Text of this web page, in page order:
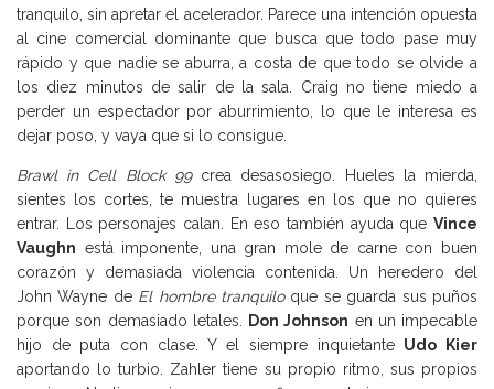
tranquilo, sin apretar el acelerador. Parece una intención opuesta
al cine comercial dominante que busca que todo pase muy
rápido y que nadie se aburra, a costa de que todo se olvide a
los diez minutos de salir de la sala. Craig no tiene miedo a
perder un espectador por aburrimiento, lo que le interesa es
dejar poso, y vaya que si lo consigue.
Brawl in Cell Block 99crea desasosiego. Hueles la mierda,
sientes los cortes, te muestra lugares en los que no quieres
entrar. Los personajes calan. En eso también ayuda que Vince
Vaughn está imponente, una gran mole de carne con buen
corazón y demasiada violencia contenida. Un heredero del
John Wayne de El hombre tranquiloque se guarda sus puños
porque son demasiado letales.
Don Johnson en un impecable
hijo de puta con clase. Y el siempre inquietante Udo Kier
aportando lo turbio. Zahler tiene su propio ritmo, sus propios